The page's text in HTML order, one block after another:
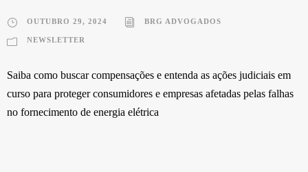
OUTUBRO 29, 2024 BRG ADVOGADOS
NEWSLETTER
Saiba como buscar compensações e entenda as ações judiciais em
curso para proteger consumidores e empresas afetadas pelas falhas
no fornecimento de energia elétrica